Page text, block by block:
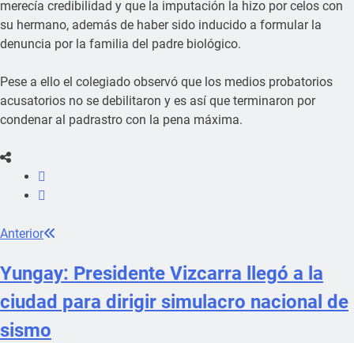
merecía credibilidad y que la imputación la hizo por celos con
su hermano, además de haber sido inducido a formular la
denuncia por la familia del padre biológico.
Pese a ello el colegiado observó que los medios probatorios
acusatorios no se debilitaron y es así que terminaron por
condenar al padrastro con la pena máxima.
Anterior
Yungay: Presidente Vizcarra llegó a la
ciudad para dirigir simulacro nacional de
sismo